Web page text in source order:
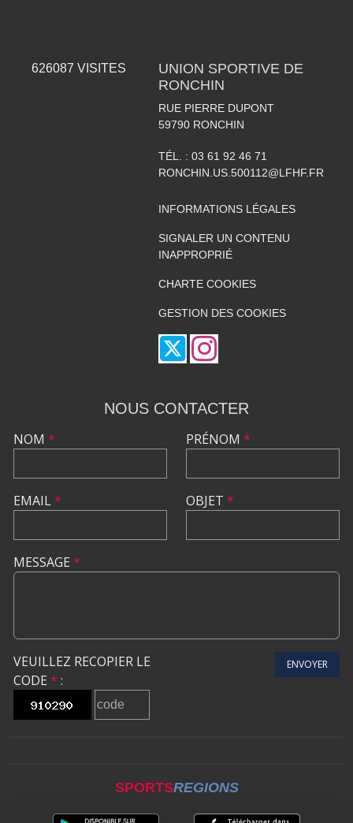
626087 VISITES
UNION SPORTIVE DE
RONCHIN
RUE PIERRE DUPONT
59790 RONCHIN
TÉL. : 03 61 92 46 71
RONCHIN.US.500112@LFHF.FR
INFORMATIONS LÉGALES
SIGNALER UN CONTENU
INAPPROPRIÉ
CHARTE COOKIES
GESTION DES COOKIES
NOUS CONTACTER
NOM *
EMAIL*
PRÉNOM *
OBJET *
MESSAGE *
VEUILLEZ RECOPIER LE
CODE * :
ENVOYER
SPORTSREGIONS